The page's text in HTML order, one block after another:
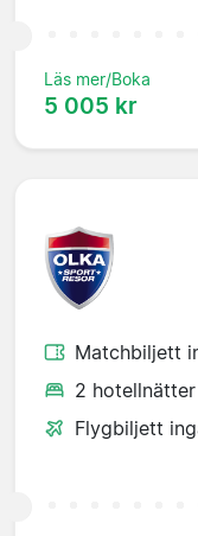
Läs mer/Boka
5 005 kr
Matchbiljett
2
Flygbiljett